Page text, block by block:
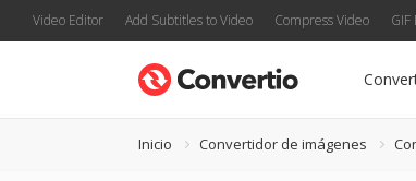
Video Editor Add Subtitles to Video Compress Video GIF
Inicio Convertidor de imágenes